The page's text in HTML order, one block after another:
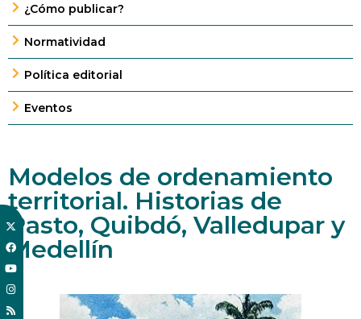
¿Cómo publicar?
Normatividad
Política editorial
Eventos
Modelos de ordenamiento
territorial. Historias de
Pasto, Quibdó, Valledupar y
Medellín